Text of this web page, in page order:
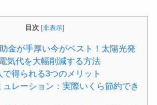
目次 [非表示]
金が手厚い今がベスト！太陽光発
気代を大幅削減する方法
で得られる3つのメリット
ュレーション：実際いくら節約でき